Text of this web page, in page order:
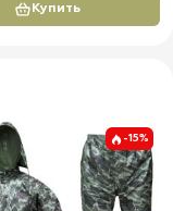
Купить
-15%